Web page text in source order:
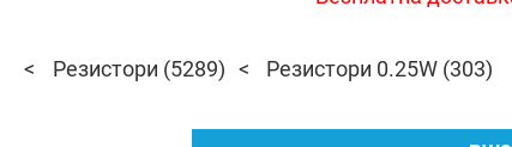
Резистори (5289) Резистори 0.25W (303)